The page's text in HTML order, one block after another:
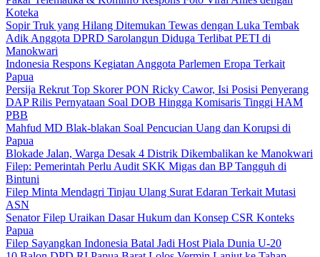
Koteka
Sopir Truk yang Hilang Ditemukan Tewas dengan Luka Tembak
Adik Anggota DPRD Sarolangun Diduga Terlibat PETI di
Manokwari
Indonesia Respons Kegiatan Anggota Parlemen Eropa Terkait
Papua
Persija Rekrut Top Skorer PON Ricky Cawor, Isi Posisi Penyerang
DAP Rilis Pernyataan Soal DOB Hingga Komisaris Tinggi HAM
PBB
Mahfud MD Blak-blakan Soal Pencucian Uang dan Korupsi di
Papua
Blokade Jalan, Warga Desak 4 Distrik Dikembalikan ke Manokwari
Filep: Pemerintah Perlu Audit SKK Migas dan BP Tangguh di
Bintuni
Filep Minta Mendagri Tinjau Ulang Surat Edaran Terkait Mutasi
ASN
Senator Filep Uraikan Dasar Hukum dan Konsep CSR Konteks
Papua
Filep Sayangkan Indonesia Batal Jadi Host Piala Dunia U-20